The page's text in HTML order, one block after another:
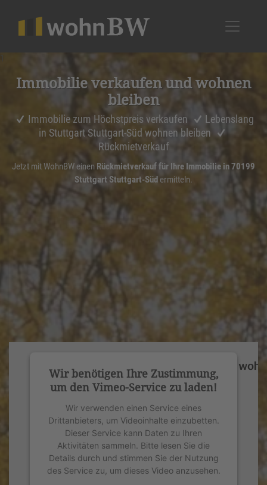
Immobilie verkaufen und wohnen
bleiben
Immobilie zum Höchstpreis verkaufen
Lebenslang
in Stuttgart Stuttgart-Süd wohnen bleiben
Rückmietverkauf
Jetzt mit WohnBW einen Rückmietverkauf für Ihre Immobilie in 70199
Stuttgart Stuttgart-Süd ermitteln.
Wir benötigen Ihre Zustimmung,
um den Vimeo-Service zu laden!
Wir verwenden einen Service eines
Drittanbieters, um Videoinhalte einzubetten.
Dieser Service kann Daten zu Ihren
Aktivitäten sammeln. Bitte lesen Sie die
Details durch und stimmen Sie der Nutzung
des Service zu, um dieses Video anzusehen.